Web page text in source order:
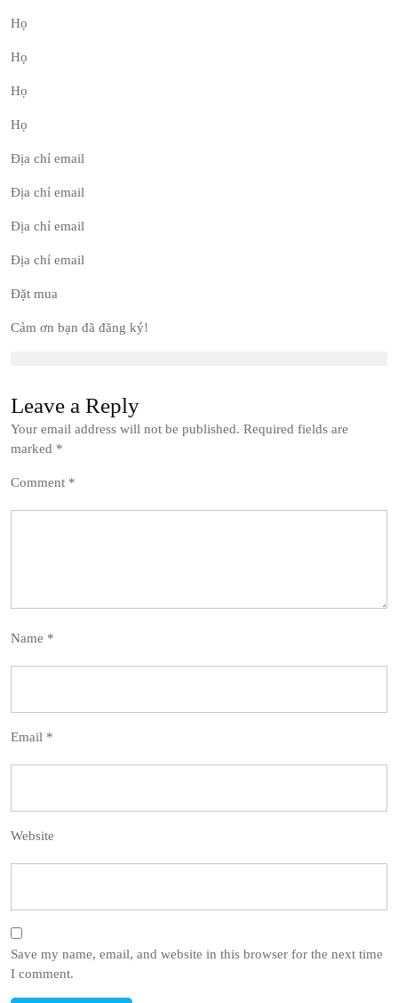
Họ
Họ
Họ
Họ
Địa chỉ email
Địa chỉ email
Địa chỉ email
Địa chỉ email
Đặt mua
Cảm ơn bạn đã đăng ký!
Leave a Reply
Your email address will not be published. Required fields are
marked *
Comment *
Name *
Email *
Website
Save my name, email, and website in this browser for the next time
I comment.